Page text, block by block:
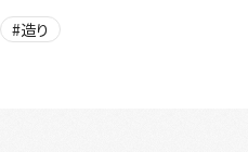
#造り